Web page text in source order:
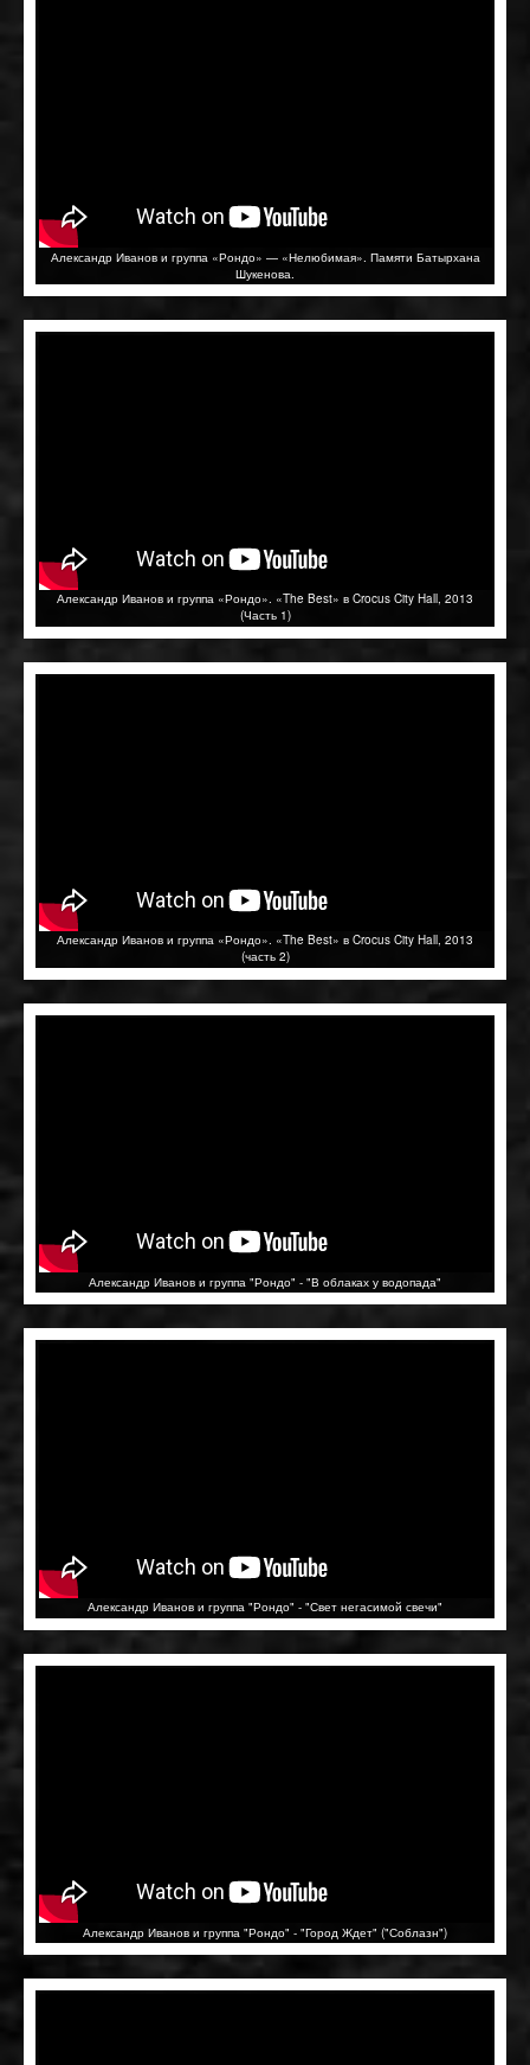
Александр Иванов и группа «Рондо» — «Нелюбимая». Памяти Батырхана
Шукенова.
Александр Иванов и группа «Рондо». «The Best» в Crocus City Hall, 2013
(Часть 1)
Александр Иванов и группа «Рондо». «The Best» в Crocus City Hall, 2013
(часть 2)
Александр Иванов и группа "Рондо" - "В облаках у водопада"
Александр Иванов и группа "Рондо" - "Свет негасимой свечи"
Александр Иванов и группа "Рондо" - "Город Ждет" ("Соблазн")